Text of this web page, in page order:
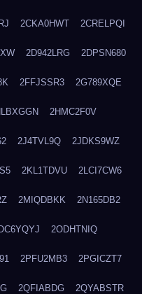
2CKA0HWT 2CRELPQI
2D942LRG 2DPSN680
2FFJSSR3 2G789XQE
2HMC2F0V
2J4TVL9Q 2JDKS9WZ
2KL1TDVU 2LCI7CW6
2MIQDBKK 2N165DB2
2ODHTNIQ
2PFU2MB3 2PGICZT7
2QFIABDG 2QYABSTR